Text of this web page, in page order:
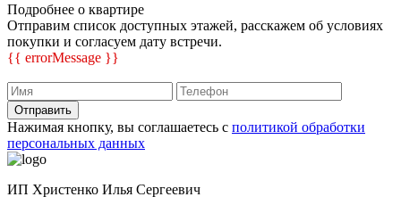
Подробнее о квартире
Отправим список доступных этажей, расскажем об условиях
покупки и согласуем дату встречи.
{{ errorMessage }}
Отправить
Нажимая кнопку, вы соглашаетесь с политикой обработки
персональных данных
ИП Христенко Илья Сергеевич